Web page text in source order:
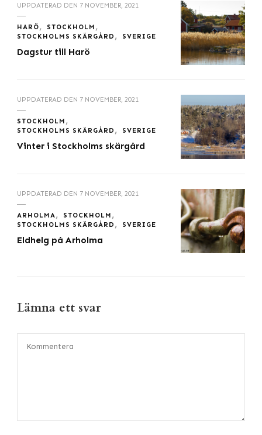
UPPDATERAD DEN 7 NOVEMBER, 2021
HARÖ
STOCKHOLM
STOCKHOLMS SKÄRGÅRD
SVERIGE
Dagstur till Harö
UPPDATERAD DEN 7 NOVEMBER, 2021
STOCKHOLM
STOCKHOLMS SKÄRGÅRD
SVERIGE
Vinter i Stockholms skärgård
UPPDATERAD DEN 7 NOVEMBER, 2021
ARHOLMA
STOCKHOLM
STOCKHOLMS SKÄRGÅRD
SVERIGE
Eldhelg på Arholma
Lämna ett svar